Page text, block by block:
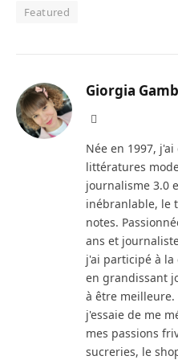
Featured
Giorgia
Née en 1997,
littératures
journalisme 3.0
inébranlable, le
notes.
ans et
j'ai participé à la
en grandissant
à être
j'essaie de me
mes passions
sucreries, le